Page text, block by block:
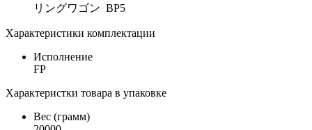
リングワゴン BP5
Характеристики комплектации
Исполнение
FP
Характеристки товара в упаковке
Вес (грамм)